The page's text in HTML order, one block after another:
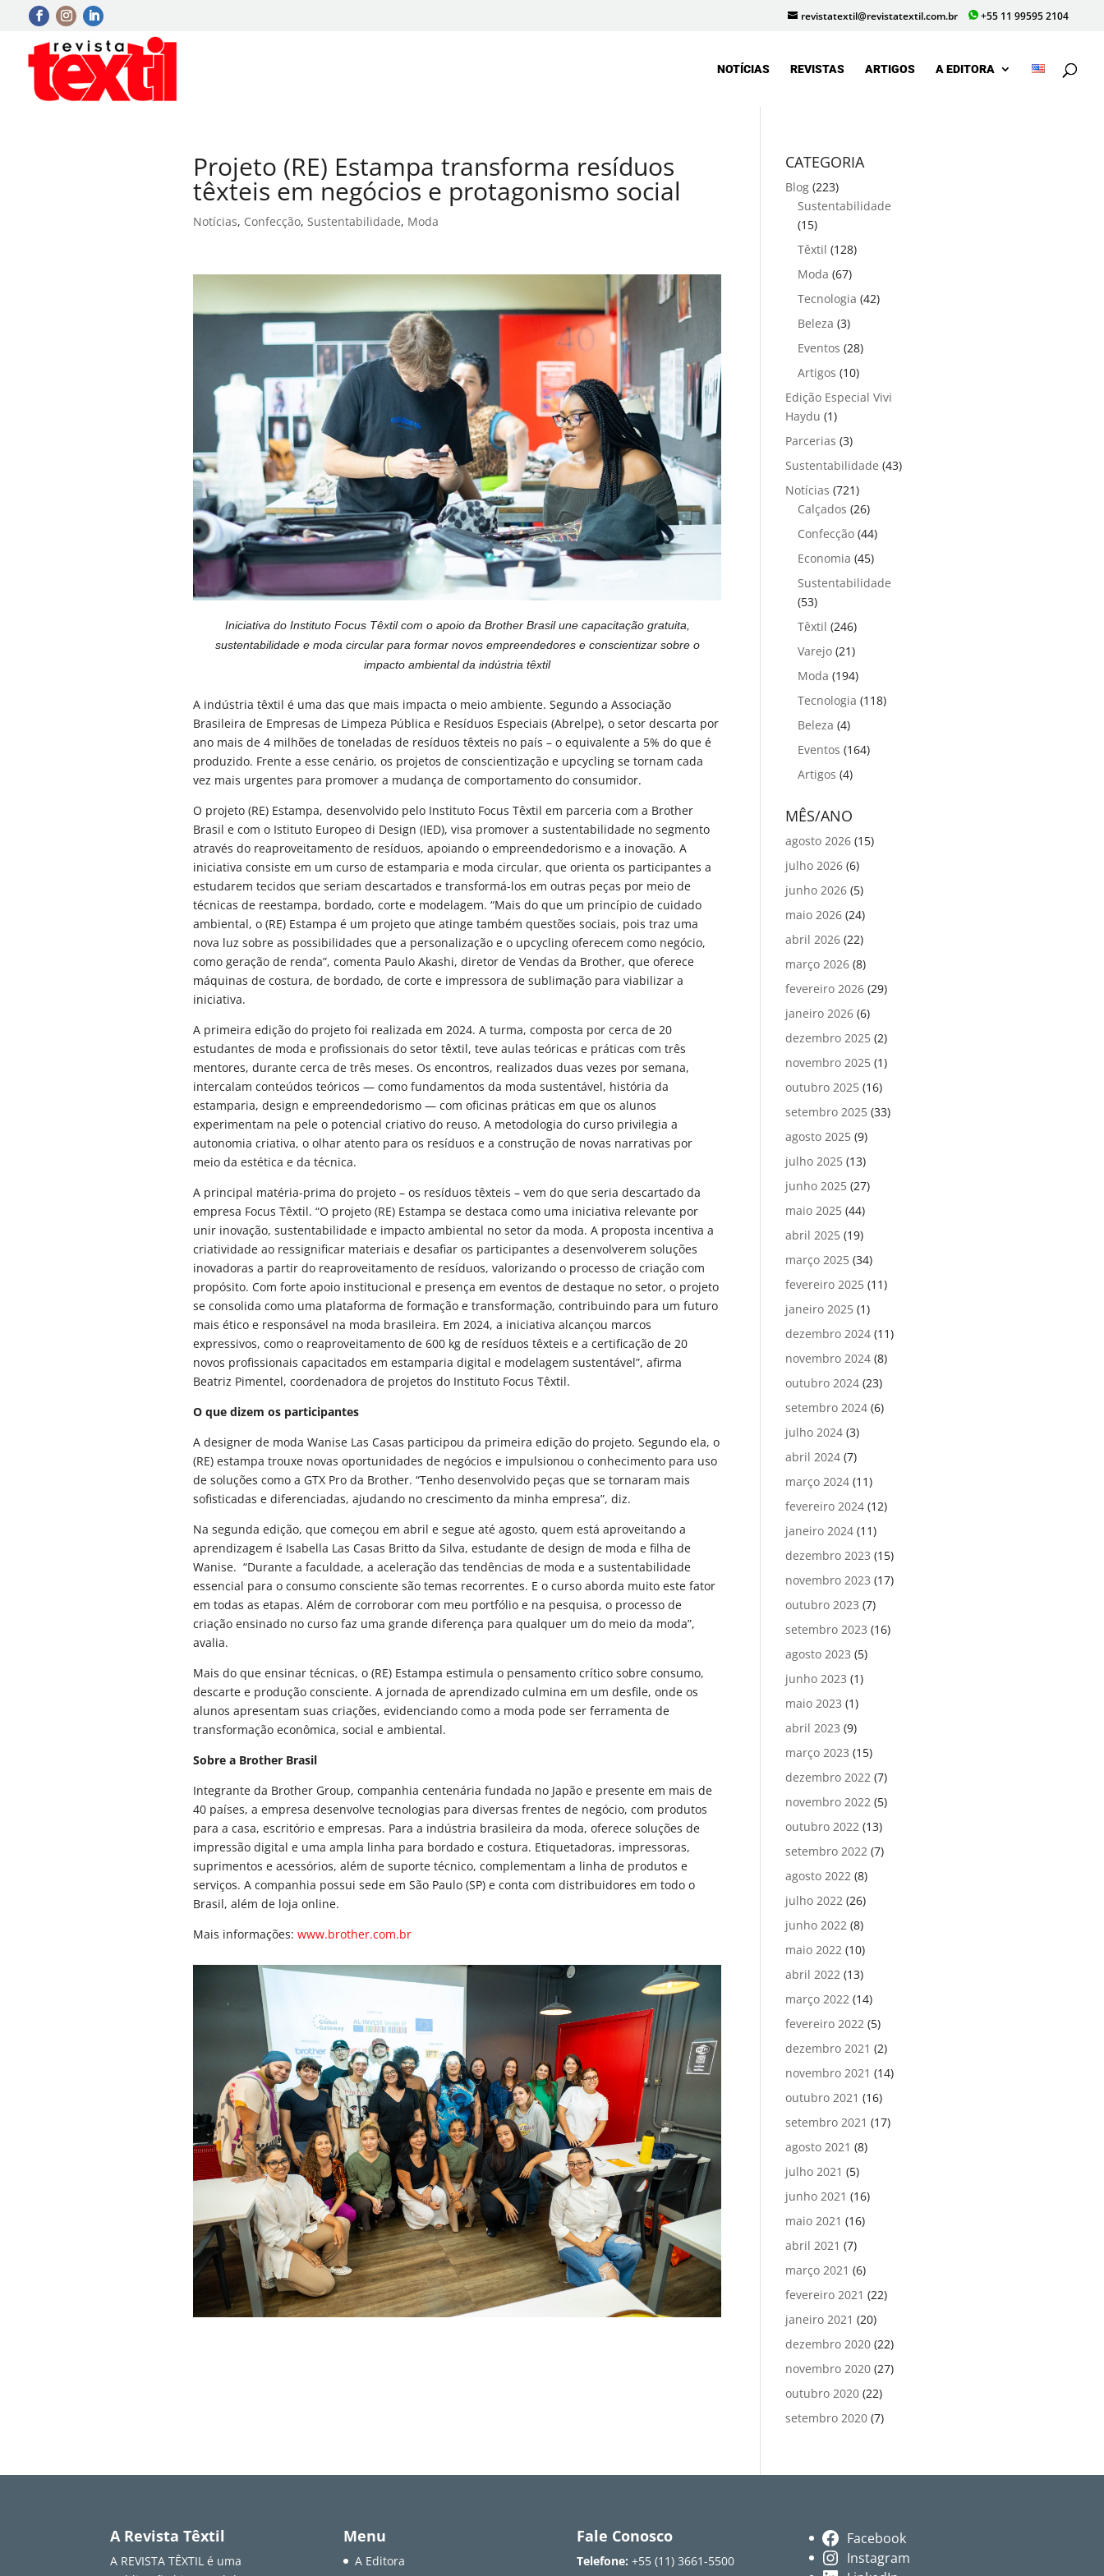
+55 11 99595 2104
revistatextil@revistatextil.com.br
NOTÍCIAS REVISTAS ARTIGOS A EDITORA
Projeto (RE) Estampa transforma resíduos
têxteis em negócios e protagonismo social
Notícias, Confecção,Sustentabilidade, Moda
Iniciativa do Instituto Focus Têxtil com o apoio da Brother Brasil une capacitação gratuita,
sustentabilidade e moda circular para formar novos empreendedores e conscientizar sobre o
impacto ambiental da indústria têxtil
A indústria têxtil é uma das que mais impacta o meio ambiente. Segundo a Associação
Brasileira de Empresas de Limpeza Pública e Resíduos Especiais (Abrelpe), o setor descarta por
ano mais de 4 milhões de toneladas de resíduos têxteis no país – o equivalente a 5% do que é
produzido. Frente a esse cenário, os projetos de conscientização e upcycling se tornam cada
vez mais urgentes para promover a mudança de comportamento do consumidor.
O projeto (RE) Estampa, desenvolvido pelo Instituto Focus Têxtil em parceria com a Brother
Brasil e com o Istituto Europeo di Design (IED), visa promover a sustentabilidade no segmento
através do reaproveitamento de resíduos, apoiando o empreendedorismo e a inovação. A
iniciativa consiste em um curso de estamparia e moda circular, que orienta os participantes a
estudarem tecidos que seriam descartados e transformá-los em outras peças por meio de
técnicas de reestampa, bordado, corte e modelagem. “Mais do que um princípio de cuidado
ambiental, o (RE) Estampa é um projeto que atinge também questões sociais, pois traz uma
nova luz sobre as possibilidades que a personalização e o upcycling oferecem como negócio,
como geração de renda”, comenta Paulo Akashi, diretor de Vendas da Brother, que oferece
máquinas de costura, de bordado, de corte e impressora de sublimação para viabilizar a
iniciativa.
A primeira edição do projeto foi realizada em 2024. A turma, composta por cerca de 20
estudantes de moda e profissionais do setor têxtil, teve aulas teóricas e práticas com três
mentores, durante cerca de três meses. Os encontros, realizados duas vezes por semana,
intercalam conteúdos teóricos — como fundamentos da moda sustentável, história da
estamparia, design e empreendedorismo — com oficinas práticas em que os alunos
experimentam na pele o potencial criativo do reuso. A metodologia do curso privilegia a
autonomia criativa, o olhar atento para os resíduos e a construção de novas narrativas por
meio da estética e da técnica.
A principal matéria-prima do projeto – os resíduos têxteis – vem do que seria descartado da
empresa Focus Têxtil. “O projeto (RE) Estampa se destaca como uma iniciativa relevante por
unir inovação, sustentabilidade e impacto ambiental no setor da moda. A proposta incentiva a
criatividade ao ressignificar materiais e desafiar os participantes a desenvolverem soluções
inovadoras a partir do reaproveitamento de resíduos, valorizando o processo de criação com
propósito. Com forte apoio institucional e presença em eventos de destaque no setor, o projeto
se consolida como uma plataforma de formação e transformação, contribuindo para um futuro
mais ético e responsável na moda brasileira. Em 2024, a iniciativa alcançou marcos
expressivos, como o reaproveitamento de 600 kg de resíduos têxteis e a certificação de 20
novos profissionais capacitados em estamparia digital e modelagem sustentável”, afirma
Beatriz Pimentel, coordenadora de projetos do Instituto Focus Têxtil.
O que dizem os participantes
A designer de moda Wanise Las Casas participou da primeira edição do projeto. Segundo ela, o
(RE) estampa trouxe novas oportunidades de negócios e impulsionou o conhecimento para uso
de soluções como a GTX Pro da Brother. “Tenho desenvolvido peças que se tornaram mais
sofisticadas e diferenciadas, ajudando no crescimento da minha empresa”, diz.
Na segunda edição, que começou em abril e segue até agosto, quem está aproveitando a
aprendizagem é Isabella Las Casas Britto da Silva, estudante de design de moda e filha de
Wanise. “Durante a faculdade, a aceleração das tendências de moda e a sustentabilidade
essencial para o consumo consciente são temas recorrentes. E o curso aborda muito este fator
em todas as etapas. Além de corroborar com meu portfólio e na pesquisa, o processo de
criação ensinado no curso faz uma grande diferença para qualquer um do meio da moda”,
avalia.
Mais do que ensinar técnicas, o (RE) Estampa estimula o pensamento crítico sobre consumo,
descarte e produção consciente. A jornada de aprendizado culmina em um desfile, onde os
alunos apresentam suas criações, evidenciando como a moda pode ser ferramenta de
transformação econômica, social e ambiental.
Sobre a Brother Brasil
Integrante da Brother Group, companhia centenária fundada no Japão e presente em mais de
40 países, a empresa desenvolve tecnologias para diversas frentes de negócio, com produtos
para a casa, escritório e empresas. Para a indústria brasileira da moda, oferece soluções de
impressão digital e uma ampla linha para bordado e costura. Etiquetadoras, impressoras,
suprimentos e acessórios, além de suporte técnico, complementam a linha de produtos e
serviços. A companhia possui sede em São Paulo (SP) e conta com distribuidores em todo o
Brasil, além de loja online.
Mais informações: www.brother.com.br
CATEGORIA
Blog (223)
Sustentabilidade
(15)
Têxtil (128)
Moda (67)
Tecnologia (42)
Beleza (3)
Eventos (28)
Artigos (10)
Edição Especial Vivi
Haydu (1)
Parcerias (3)
Sustentabilidade (43)
Notícias (721)
Calçados (26)
Confecção (44)
Economia (45)
Sustentabilidade
(53)
Têxtil (246)
Varejo (21)
Moda (194)
Tecnologia (118)
Beleza (4)
Eventos (164)
Artigos (4)
MÊS/ANO
agosto 2026 (15)
julho 2026 (6)
junho 2026 (5)
maio 2026 (24)
abril 2026 (22)
março 2026 (8)
fevereiro 2026 (29)
janeiro 2026 (6)
dezembro 2025 (2)
novembro 2025 (1)
outubro 2025 (16)
setembro 2025 (33)
agosto 2025 (9)
julho 2025 (13)
junho 2025 (27)
maio 2025 (44)
abril 2025 (19)
março 2025 (34)
fevereiro 2025 (11)
janeiro 2025 (1)
dezembro 2024 (11)
novembro 2024 (8)
outubro 2024 (23)
setembro 2024 (6)
julho 2024 (3)
abril 2024 (7)
março 2024 (11)
fevereiro 2024 (12)
janeiro 2024 (11)
dezembro 2023 (15)
novembro 2023 (17)
outubro 2023 (7)
setembro 2023 (16)
agosto 2023 (5)
junho 2023 (1)
maio 2023 (1)
abril 2023 (9)
março 2023 (15)
dezembro 2022 (7)
novembro 2022 (5)
outubro 2022 (13)
setembro 2022 (7)
agosto 2022 (8)
julho 2022 (26)
junho 2022 (8)
maio 2022 (10)
abril 2022 (13)
março 2022 (14)
fevereiro 2022 (5)
dezembro 2021 (2)
novembro 2021 (14)
outubro 2021 (16)
setembro 2021 (17)
agosto 2021 (8)
julho 2021 (5)
junho 2021 (16)
maio 2021 (16)
abril 2021 (7)
março 2021 (6)
fevereiro 2021 (22)
janeiro 2021 (20)
dezembro 2020 (22)
novembro 2020 (27)
outubro 2020 (22)
setembro 2020 (7)
A Revista Têxtil
A REVISTA TÊXTIL é uma
Menu
A Editora
Fale Conosco
Telefone: +55 (11) 3661-5500
Facebook
Instagram